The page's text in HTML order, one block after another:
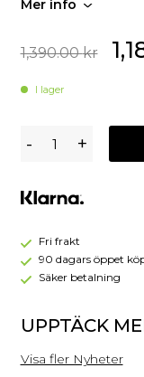
Mer info
1,390.00kr
I lager
Jewelry
Mini
Halsband
Silver
- +
Fri frakt
90 dagars öppet
Säker betalning
UPPTÄCK
Visa fler Nyheter